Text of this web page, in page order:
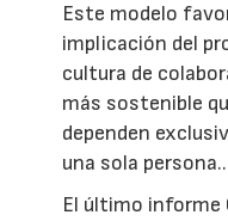
Este modelo
implicación del
cultura de
más sostenible
dependen
una sola persona..
El último informe